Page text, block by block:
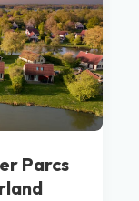
Parcs